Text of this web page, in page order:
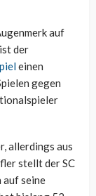
auf
der
einen
gegen
allerdings aus
stellt der SC
auf seine